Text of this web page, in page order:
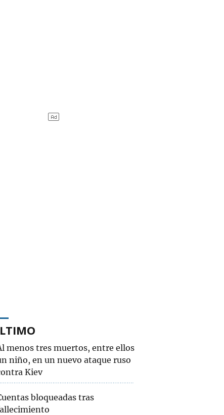
menos tres muertos, entre ellos
niño, en un nuevo ataque ruso
Kiev
bloqueadas tras